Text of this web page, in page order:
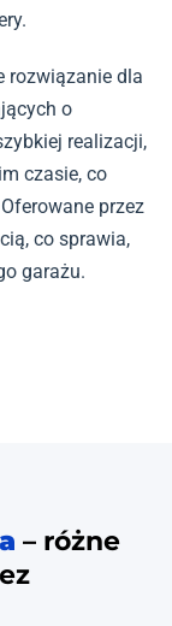
rozwiązanie dla
o
realizacji,
czasie, co
przez
co sprawia,
garażu.
– różne